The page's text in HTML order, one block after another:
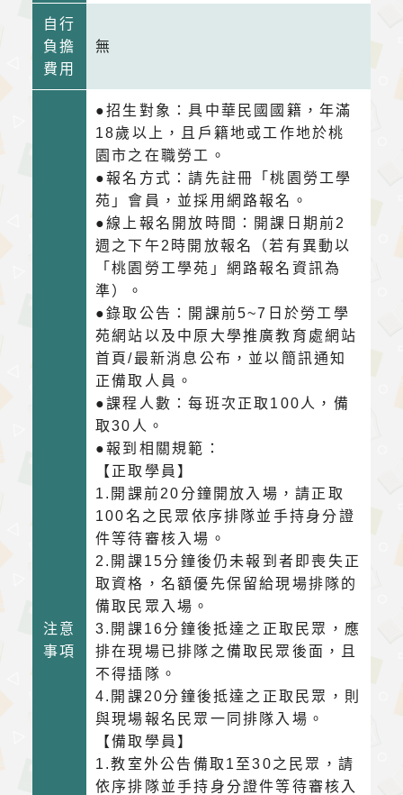
自行
負擔
費用
無
注意
事項
●招生對象：具中華民國國籍，年滿
18歲以上，且戶籍地或工作地於桃
園市之在職勞工。
●報名方式：請先註冊「桃園勞工學
苑」會員，並採用網路報名。
●線上報名開放時間：開課日期前2
週之下午2時開放報名（若有異動以
「桃園勞工學苑」網路報名資訊為
準）。
●錄取公告：開課前5~7日於勞工學
苑網站以及中原大學推廣教育處網站
首頁/最新消息公布，並以簡訊通知
正備取人員。
●課程人數：每班次正取100人，備
取30人。
●報到相關規範：
【正取學員】
1.開課前20分鐘開放入場，請正取
100名之民眾依序排隊並手持身分證
件等待審核入場。
2.開課15分鐘後仍未報到者即喪失正
取資格，名額優先保留給現場排隊的
備取民眾入場。
3.開課16分鐘後抵達之正取民眾，應
排在現場已排隊之備取民眾後面，且
不得插隊。
4.開課20分鐘後抵達之正取民眾，則
與現場報名民眾一同排隊入場。
【備取學員】
1.教室外公告備取1至30之民眾，請
依序排隊並手持身分證件等待審核入